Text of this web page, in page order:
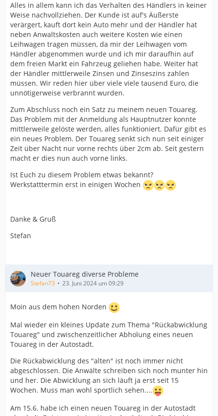
Alles in allem kann ich das Verhalten des Händlers in keiner
Weise nachvollziehen. Der Kunde ist auf's Äußerste
verärgert, kauft dort kein Auto mehr und der Händler hat
neben Anwaltskosten auch weitere Kosten wie einen
Leihwagen tragen müssen, da mir der Leihwagen vom
Händler abgenommen wurde und ich mir daraufhin auf
dem freien Markt ein Fahrzeug geliehen habe. Weiter hat
der Händler mittlerweile Zinsen und Zinseszins zahlen
müssen. Wir reden hier über viele viele tausend Euro, die
unnötigerweise verbrannt wurden.
Zum Abschluss noch ein Satz zu meinem neuen Touareg.
Das Problem mit der Anmeldung als Hauptnutzer konnte
mittlerweile gelöste werden, alles funktioniert. Dafür gibt es
ein neues Problem. Der Touareg senkt sich nun seit einiger
Zeit über Nacht nur vorne rechts über 2cm ab. Seit gestern
macht er dies nun auch vorne links.
Ist Euch zu diesem Problem etwas bekannt?
Werkstatttermin erst in einigen Wochen
Danke & Gruß
Stefan
Neuer Touareg diverse Probleme
Stefan73 23. Juni 2024 um 09:29
Moin aus dem hohen Norden
Mal wieder ein kleines Update zum Thema "Rückabwicklung
Touareg" und zwischenzeitlicher Abholung eines neuen
Touareg in der Autostadt.
Die Rückabwicklung des "alten" ist noch immer nicht
abgeschlossen. Die Anwälte schreiben sich noch munter hin
und her. Die Abwicklung an sich läuft ja erst seit 15
Wochen. Muss man wohl sportlich sehen....
Am 15.6. habe ich einen neuen Touareg in der Autostadt